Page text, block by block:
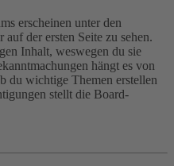
erscheinen unter den
der ersten Seite zu sehen.
Inhalt, weswegen du sie
hängt es von
du wichtige Themen erstellen
stellt die Board-